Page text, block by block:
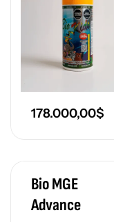
178.000,00$
Bio MGE
Advance